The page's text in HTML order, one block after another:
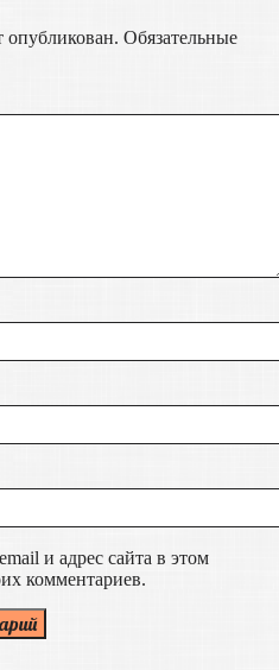
опубликован. Обязательные
и адрес сайта в этом
комментариев.